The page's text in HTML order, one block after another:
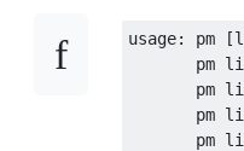
usage:
pm
pm
pm
pm